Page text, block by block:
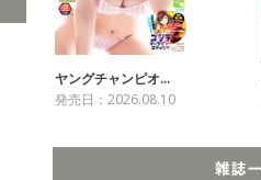
ヤングチャンピオ…
発売日：2026.08.10